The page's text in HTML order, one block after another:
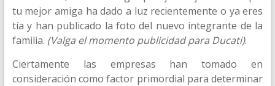
tu mejor amiga ha dado a luz recientemente o ya eres
tía y han publicado la foto del nuevo integrante de la
familia. (Valga el momento publicidad para Ducati).
Ciertamente las empresas han tomado en
consideración como factor primordial para determinar